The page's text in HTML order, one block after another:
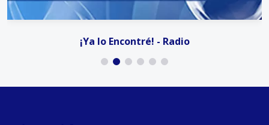
¡Ya lo Encontré! - Radio